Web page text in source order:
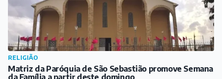
RELIGIÃO
Matriz da Paróquia de São Sebastião promove Semana
da Família a partir deste domingo